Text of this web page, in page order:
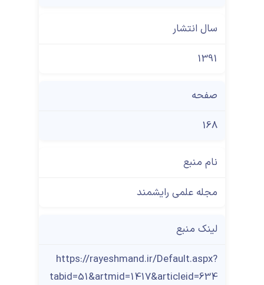
سال انتشار
1391
صفحه
168
نام منبع
مجله علمی رایشمند
لینک منبع
https://rayeshmand.ir/Default.aspx?
tabid=51&artmid=1417&articleid=634